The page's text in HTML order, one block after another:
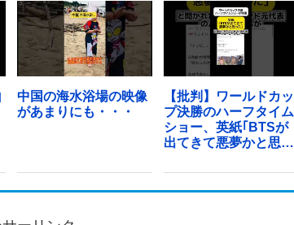
中国の海水浴場の映像
があまりにも・・・
【批判】ワールドカッ
プ決勝のハーフタイム
ショー、英紙｢BTSが
出てきて悪夢かと思っ